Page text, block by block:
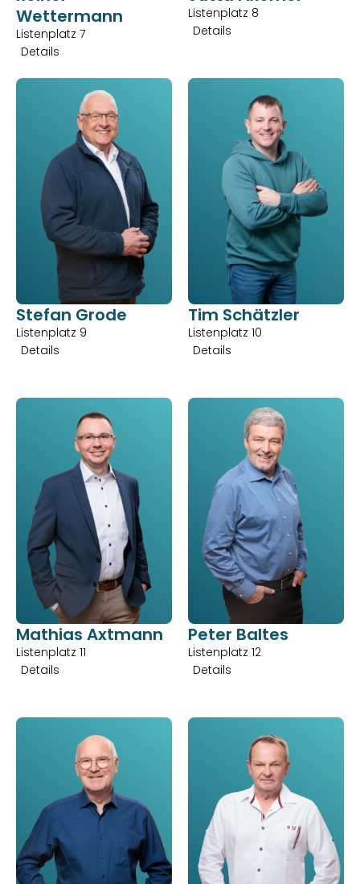
Wettermann
Listenplatz 7
Details
Listenplatz 8
Details
Stefan Grode
Listenplatz 9
Details
Tim Schätzler
Listenplatz 10
Details
Mathias Axtmann
Listenplatz 11
Details
Peter Baltes
Listenplatz 12
Details